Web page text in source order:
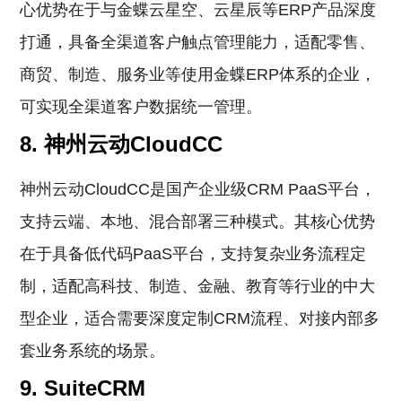
心优势在于与金蝶云星空、云星辰等ERP产品深度
打通，具备全渠道客户触点管理能力，适配零售、
商贸、制造、服务业等使用金蝶ERP体系的企业，
可实现全渠道客户数据统一管理。
8. 神州云动CloudCC
神州云动CloudCC是国产企业级CRM PaaS平台，
支持云端、本地、混合部署三种模式。其核心优势
在于具备低代码PaaS平台，支持复杂业务流程定
制，适配高科技、制造、金融、教育等行业的中大
型企业，适合需要深度定制CRM流程、对接内部多
套业务系统的场景。
9. SuiteCRM